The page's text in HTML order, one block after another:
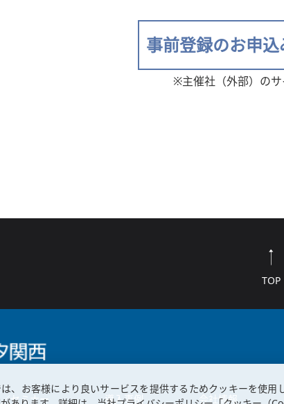
事前登録のお申
※主催社（外部）のサ
TOP
セミナー 導入事例 会社情報
、お客様により良いサービスを提供するためクッキーを使